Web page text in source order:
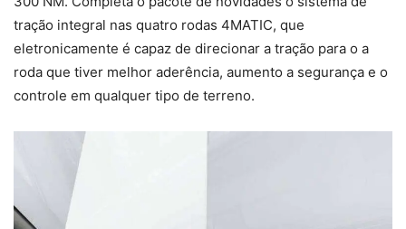
tração integral nas quatro rodas 4MATIC, que
eletronicamente é capaz de direcionar a tração para o a
roda que tiver melhor aderência, aumento a segurança e o
controle em qualquer tipo de terreno.